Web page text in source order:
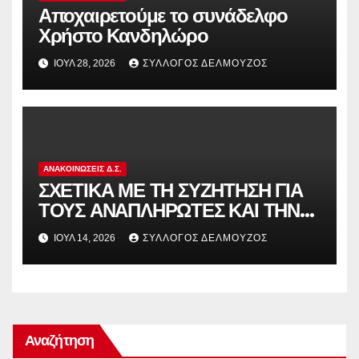
Αποχαιρετούμε το συνάδελφο
Χρήστο Κανδηλώρο
ΙΟΎΛ 28, 2026 ΣΎΛΛΟΓΟΣ ΔΕΛΜΟΎΖΟΣ
ΑΝΑΚΟΙΝΏΣΕΙΣ Δ.Σ.
ΣΧΕΤΙΚΑ ΜΕ ΤΗ ΣΥΖΗΤΗΣΗ ΓΙΑ
ΤΟΥΣ ΑΝΑΠΛΗΡΩΤΕΣ ΚΑΙ ΤΗΝ
ΠΑΡΑΠΟΜΠΗ ΤΗΣ ΕΛΛΑΔΑΣ
ΣΤΟ ΕΥΡΩΠΑΪΚΟ ΔΙΚΑΣΤΗΡΙΟ
ΙΟΎΛ 14, 2026 ΣΎΛΛΟΓΟΣ ΔΕΛΜΟΎΖΟΣ
Αναζήτηση